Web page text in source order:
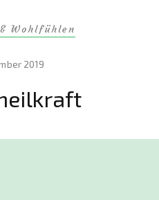
Wohlfühlen
2019